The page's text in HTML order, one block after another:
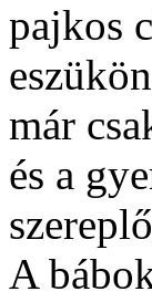
pajkos
már
és a
A